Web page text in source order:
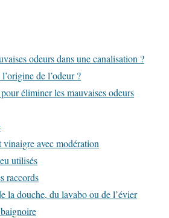
odeurs dans une canalisation ?
de l’odeur ?
éliminer les mauvaises odeurs
avec modération
utilisés
raccords
la douche, du lavabo ou de l’évier